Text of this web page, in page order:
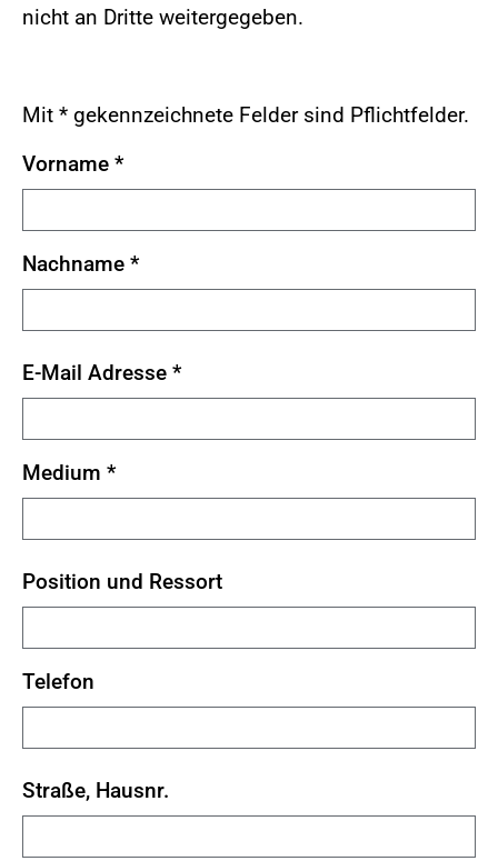
nicht an Dritte weitergegeben.
Mit * gekennzeichnete Felder sind Pflichtfelder.
Vorname *
Nachname *
E-Mail Adresse *
Medium *
Position und Ressort
Telefon
Straße, Hausnr.